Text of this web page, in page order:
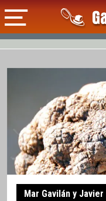
Mar Gavilán y